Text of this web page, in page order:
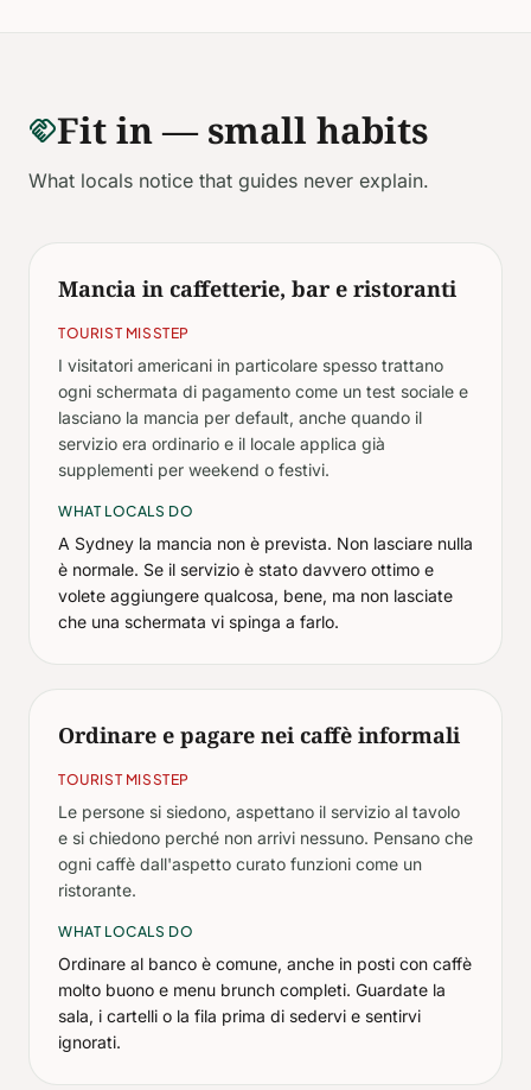
handshakeFit in — small habits
What locals notice that guides never explain.
Mancia in caffetterie, bar e ristoranti
TOURIST MISSTEP
I visitatori americani in particolare spesso trattano
ogni schermata di pagamento come un test sociale e
lasciano la mancia per default, anche quando il
servizio era ordinario e il locale applica già
supplementi per weekend o festivi.
WHAT LOCALS DO
A Sydney la mancia non è prevista. Non lasciare nulla
è normale. Se il servizio è stato davvero ottimo e
volete aggiungere qualcosa, bene, ma non lasciate
che una schermata vi spinga a farlo.
Ordinare e pagare nei caffè informali
TOURIST MISSTEP
Le persone si siedono, aspettano il servizio al tavolo
e si chiedono perché non arrivi nessuno. Pensano che
ogni caffè dall'aspetto curato funzioni come un
ristorante.
WHAT LOCALS DO
Ordinare al banco è comune, anche in posti con caffè
molto buono e menu brunch completi. Guardate la
sala, i cartelli o la fila prima di sedervi e sentirvi
ignorati.